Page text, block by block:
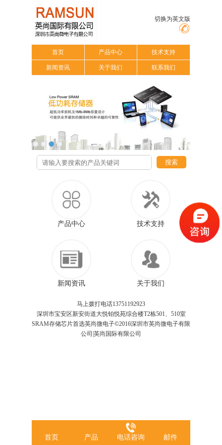
切换为英文版
首页 产品中心 技术支持
新闻资讯 关于我们 联系我们
搜索
产品中心 技术支持
新闻资讯 关于我们
马上拨打电话13751192923
深圳市宝安区新安街道大悦铂悦苑综合楼T2栋501、510室
SRAM存储芯片首选英尚微电子©2016深圳市英尚微电子有限
公司|英尚国际有限公司
首页 产品 电话咨询 邮件